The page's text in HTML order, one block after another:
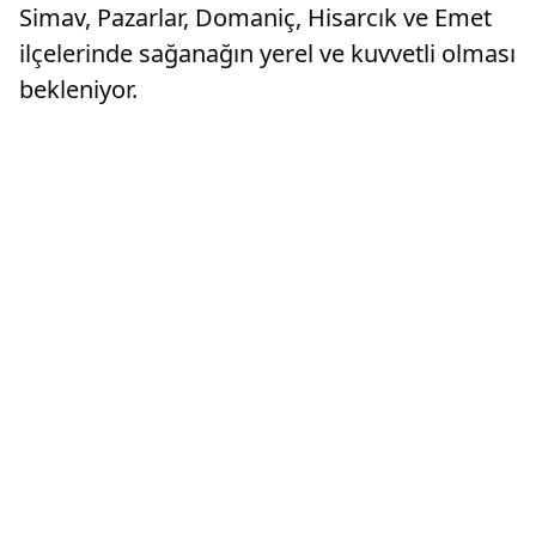
Simav, Pazarlar, Domaniç, Hisarcık ve Emet
ilçelerinde sağanağın yerel ve kuvvetli olması
bekleniyor.